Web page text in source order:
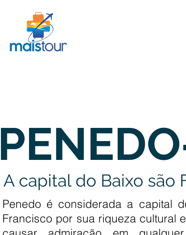
A capital do Baixo são
Penedo é considerada a capital
Francisco por sua riqueza cultural